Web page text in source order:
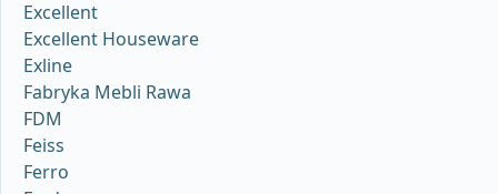
Excellent
Excellent Houseware
Exline
Fabryka Mebli Rawa
FDM
Feiss
Ferro